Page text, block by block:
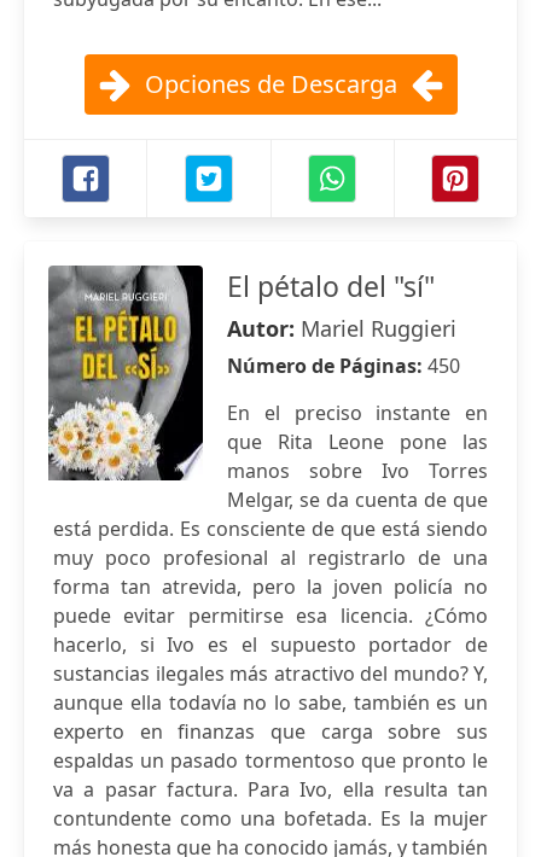
Opciones de Descarga
El pétalo del "sí"
Autor: Mariel Ruggieri
Número de Páginas: 450
En el preciso instante en
que Rita Leone pone las
manos sobre Ivo Torres
Melgar, se da cuenta de que
está perdida. Es consciente de que está siendo
muy poco profesional al registrarlo de una
forma tan atrevida, pero la joven policía no
puede evitar permitirse esa licencia. ¿Cómo
hacerlo, si Ivo es el supuesto portador de
sustancias ilegales más atractivo del mundo? Y,
aunque ella todavía no lo sabe, también es un
experto en finanzas que carga sobre sus
espaldas un pasado tormentoso que pronto le
va a pasar factura. Para Ivo, ella resulta tan
contundente como una bofetada. Es la mujer
más honesta que ha conocido jamás, y también